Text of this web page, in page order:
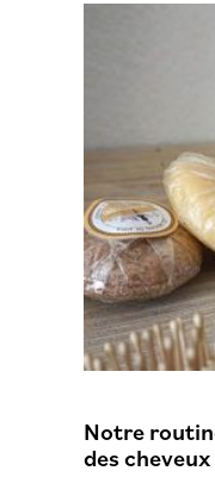
Notre
des